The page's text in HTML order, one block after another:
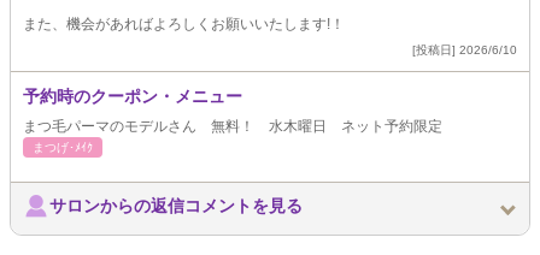
また、機会があればよろしくお願いいたします!！
[投稿日] 2026/6/10
予約時のクーポン・メニュー
まつ毛パーマのモデルさん 無料！ 水木曜日 ネット予約限定
まつげ･ﾒｲｸ
サロンからの返信コメントを見る